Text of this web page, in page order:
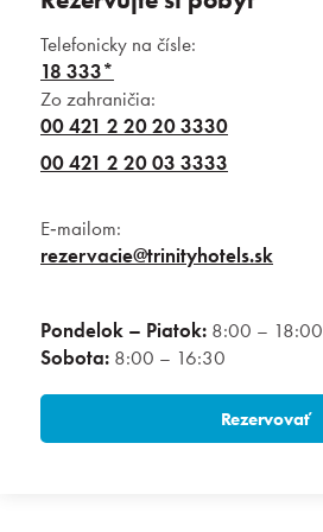
Telefonicky na čísle:
18 333*
Zo zahraničia:
00 421 2 20 20 3330
00 421 2 20 03 3333
E‑mailom:
rezervacie@trinityhotels.sk
Pondelok – Piatok: 8:00 – 18:00
Sobota: 8:00 – 16:30
Rezervovať